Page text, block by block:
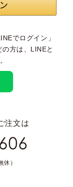
でログイン」
方は、 LINEと
注文は
）